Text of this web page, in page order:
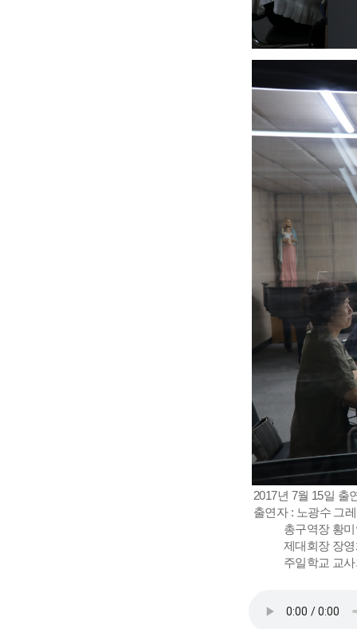
2017년 7월 15일
출연자 : 노광수 그
총구역장 황미
제대회장 장영화
주일학교 교사